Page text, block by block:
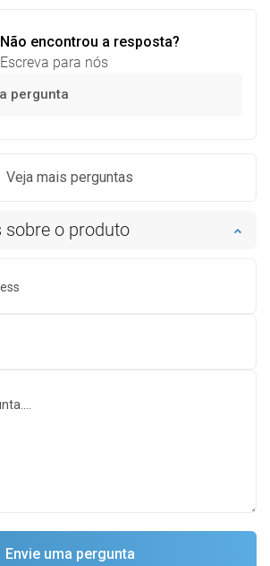
Não encontrou a resposta?
Escreva para nós
pergunta
Veja mais perguntas
sobre o produto